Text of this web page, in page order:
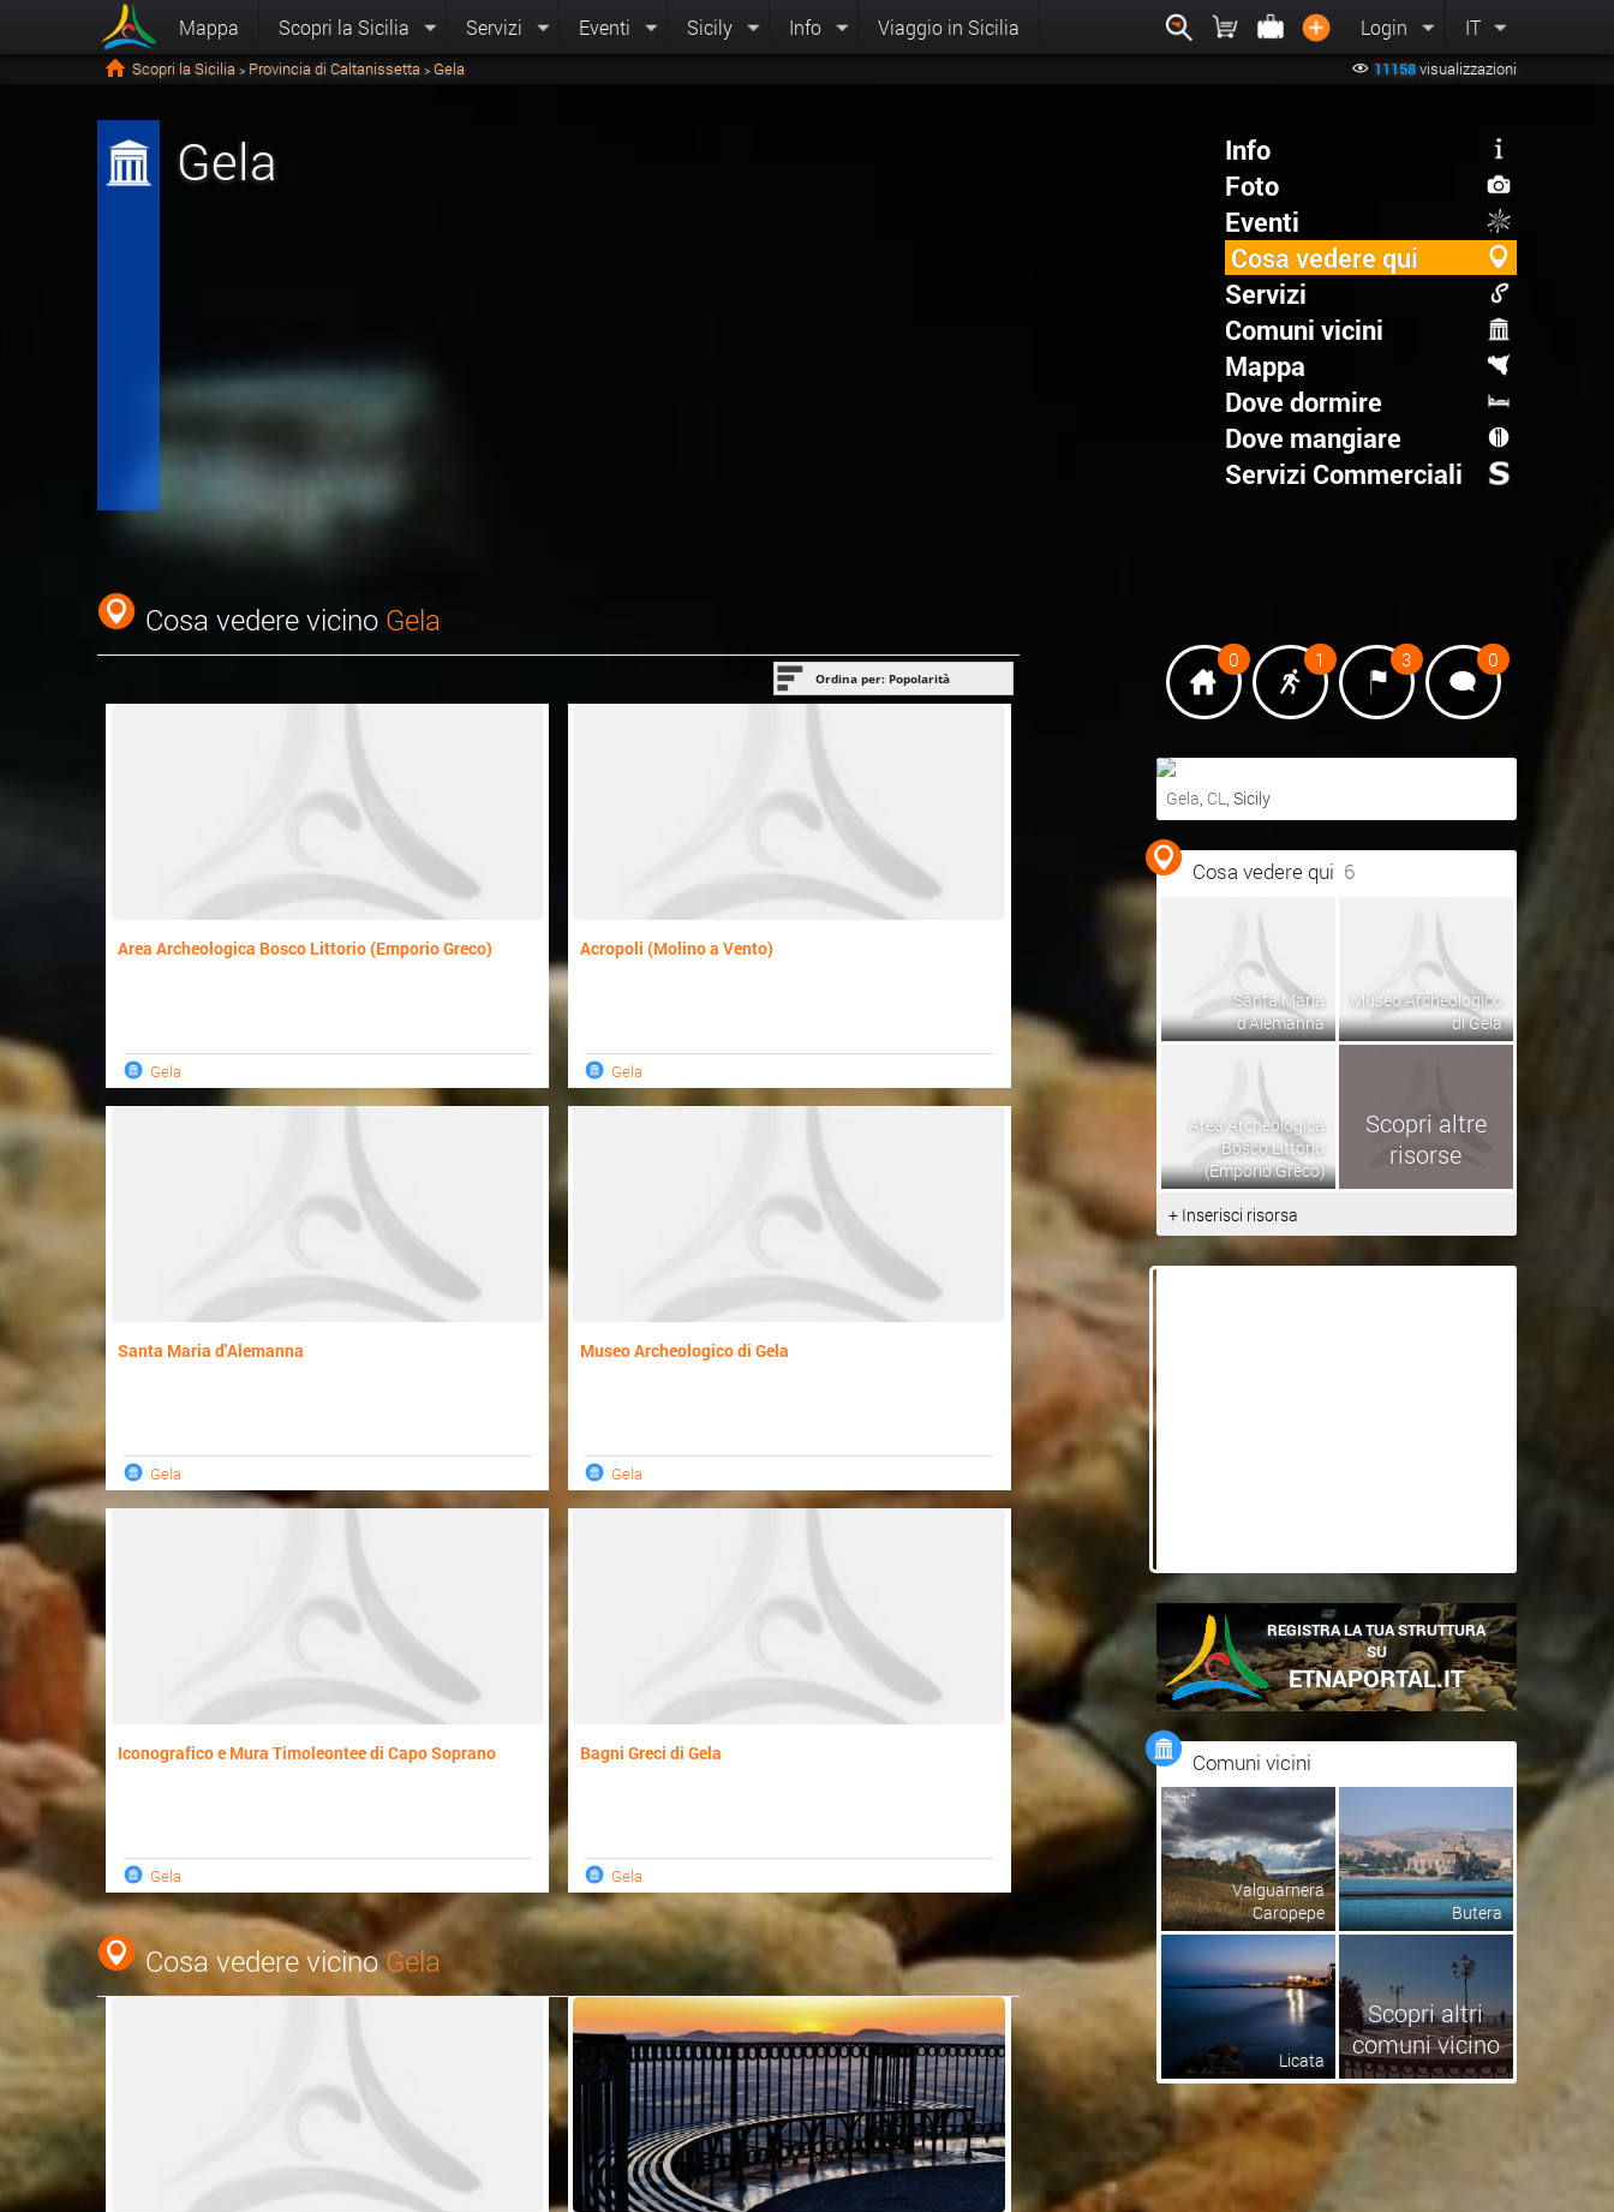
Mappa Scopri la Sicilia Servizi Eventi Sicily Info Viaggio in Sicilia Login IT
Scopri la Sicilia > Provincia di Caltanissetta > Gela 11158visualizzazioni
Gela
Info
Foto
Eventi
Cosa vedere qui
Servizi
Comuni vicini
Mappa
Dove dormire
Dove mangiare
Servizi Commerciali
Cosa vedere vicino Gela
Ordina per: Popolarità
Popolarità
Nome
Area Archeologica Bosco Littorio (Emporio Greco)
Gela
Acropoli (Molino a Vento)
Gela
Santa Maria d'Alemanna
Gela
Museo Archeologico di Gela
Gela
Iconografico e Mura Timoleontee di Capo Soprano
Gela
Bagni Greci di Gela
Gela
Cosa vedere vicinoGela
0 1 3 0
Ottieni indicazioni stradali
Visualizza mappa
Gela, CL, Sicily
Cosa vedere qui 6
Santa Maria
d'Alemanna
Museo Archeologico
di Gela
Area Archeologica
Bosco Littorio
(Emporio Greco)
Scopri altre
risorse
+ Inserisci risorsa
REGISTRA LA TUA STRUTTURA
SU
ETNAPORTAL.IT
Comuni vicini
Valguarnera
Caropepe
Butera
Licata
Scopri altri
comuni vicino